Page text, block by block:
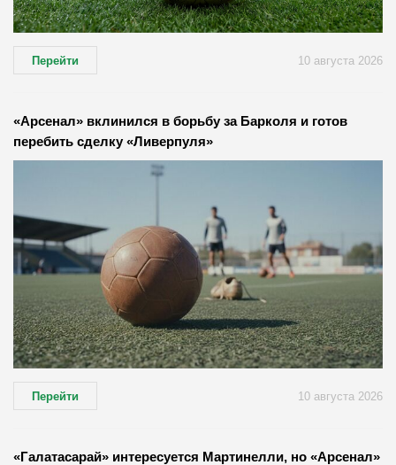
Перейти 10 августа 2026
«Арсенал» вклинился в борьбу за Барколя и готов
перебить сделку «Ливерпуля»
Перейти 10 августа 2026
«Галатасарай» интересуется Мартинелли, но «Арсенал»